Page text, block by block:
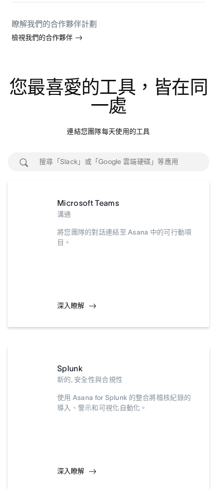
瞭解我們的合作夥伴計劃
檢視我們的合作夥伴
您最喜愛的工具，皆在同
一處
連結您團隊每天使用的工具
Microsoft Teams
溝通
將您團隊的對話連結至 Asana 中的可行動項
目。
深入瞭解
Splunk
新的, 安全性與合規性
使用 Asana for Splunk 的整合將稽核紀錄的
導入、警示和可視化自動化。
深入瞭解